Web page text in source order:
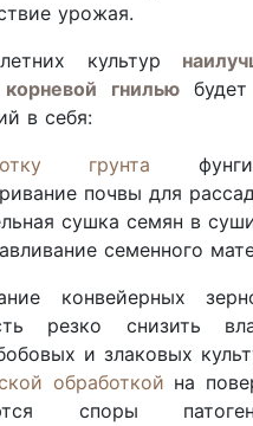
урожая.
культур
гнильюбудет
в себя:
грунта
почвы для
сушка семян в
семенного
конвейерных
резко снизить
и злаковых
обработкой на
споры